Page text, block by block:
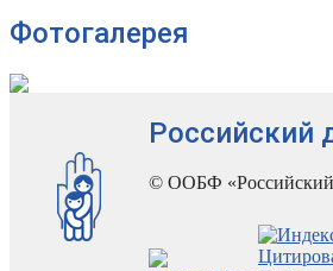
Фотогалерея
Российский
© ООБФ «Российский